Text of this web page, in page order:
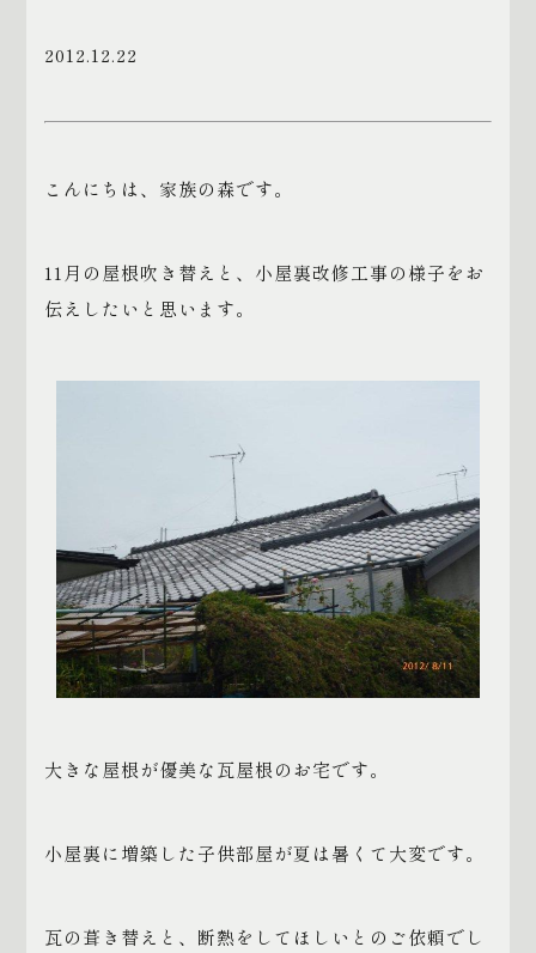
2012.12.22
こんにちは、家族の森です。
11月の屋根吹き替えと、小屋裏改修工事の様子をお
伝えしたいと思います。
大きな屋根が優美な瓦屋根のお宅です。
小屋裏に増築した子供部屋が夏は暑くて大変です。
瓦の葺き替えと、断熱をしてほしいとのご依頼でし